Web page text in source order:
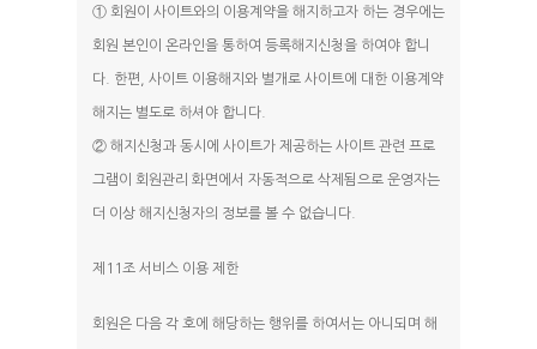
① 회원이 사이트와의 이용계약을 해지하고자 하는 경우에는
회원 본인이 온라인을 통하여 등록해지신청을 하여야 합니
다. 한편, 사이트 이용해지와 별개로 사이트에 대한 이용계약
해지는 별도로 하셔야 합니다.
② 해지신청과 동시에 사이트가 제공하는 사이트 관련 프로
그램이 회원관리 화면에서 자동적으로 삭제됨으로 운영자는
더 이상 해지신청자의 정보를 볼 수 없습니다.
제11조 서비스 이용 제한
회원은 다음 각 호에 해당하는 행위를 하여서는 아니되며 해